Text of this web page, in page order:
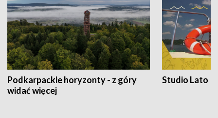
Podkarpackie horyzonty - z góry
widać więcej
Studio Lato